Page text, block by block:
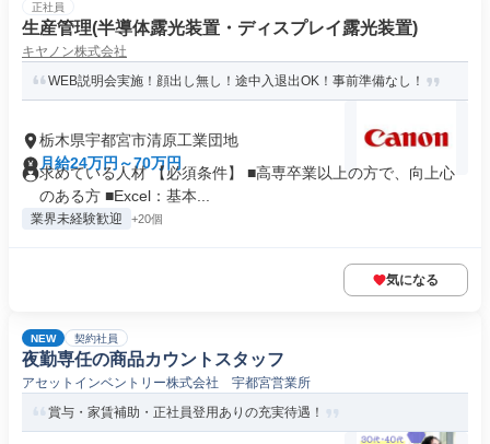
正社員
生産管理(半導体露光装置・ディスプレイ露光装置)
キヤノン株式会社
WEB説明会実施！顔出し無し！途中入退出OK！事前準備なし！
栃木県宇都宮市清原工業団地
月給24万円～70万円
求めている人材 【必須条件】 ■高専卒業以上の方で、向上心
のある方 ■Excel：基本...
業界未経験歓迎 +20個
気になる
NEW 契約社員
夜勤専任の商品カウントスタッフ
アセットインベントリー株式会社 宇都宮営業所
賞与・家賃補助・正社員登用ありの充実待遇！